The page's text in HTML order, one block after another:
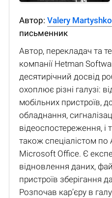
Автор: Valery Martyshko
письменник
Автор, перекладач та
компанії Hetman
десятирічний досвід
охоплює різні галузі:
мобільних пристроїв,
обладнання,
відеоспостереження, і
також спеціалістом по
Microsoft Office. Є
відновлення даних,
пристроїв зберігання
Розпочав кар’єру в